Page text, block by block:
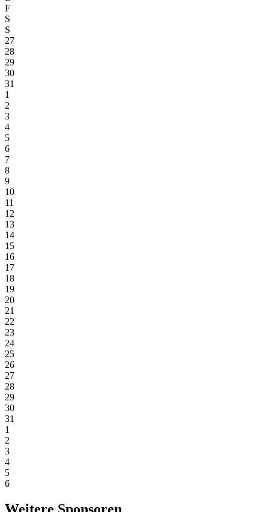
F
S
S
27
28
29
30
31
1
2
3
4
5
6
7
8
9
10
11
12
13
14
15
16
17
18
19
20
21
22
23
24
25
26
27
28
29
30
31
1
2
3
4
5
6